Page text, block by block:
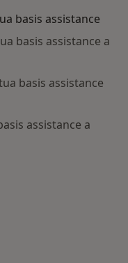
basis assistance
basis assistance a
basis assistance
assistance a